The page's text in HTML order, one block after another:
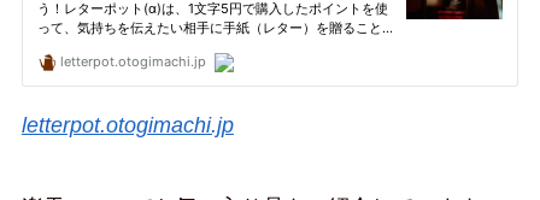
letterpot.otogimachi.jp